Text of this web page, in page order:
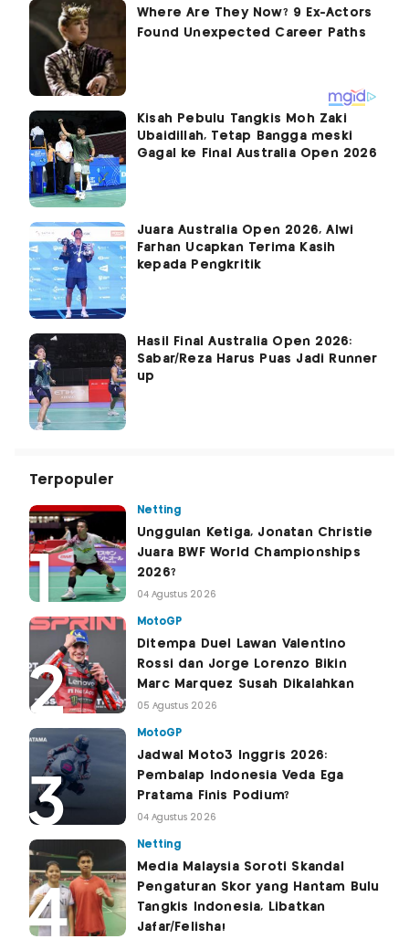
Kisah Pebulu Tangkis Moh Zaki
Ubaidillah, Tetap Bangga meski
Gagal ke Final Australia Open 2026
Juara Australia Open 2026, Alwi
Farhan Ucapkan Terima Kasih
kepada Pengkritik
Hasil Final Australia Open 2026:
Sabar/Reza Harus Puas Jadi Runner
up
Terpopuler
Netting
Unggulan Ketiga, Jonatan Christie
Juara BWF World Championships
2026?
04 Agustus 2026
MotoGP
Ditempa Duel Lawan Valentino
Rossi dan Jorge Lorenzo Bikin
Marc Marquez Susah Dikalahkan
05 Agustus 2026
MotoGP
Jadwal Moto3 Inggris 2026:
Pembalap Indonesia Veda Ega
Pratama Finis Podium?
04 Agustus 2026
Netting
Media Malaysia Soroti Skandal
Pengaturan Skor yang Hantam Bulu
Tangkis Indonesia, Libatkan
Jafar/Felisha!